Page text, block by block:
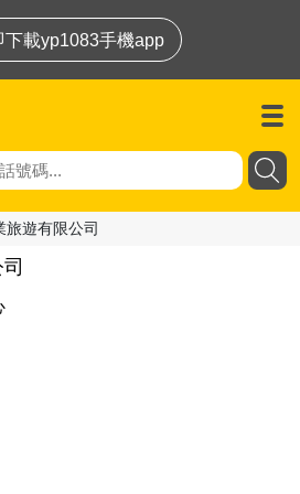
下載yp1083手機app
遊有限公司